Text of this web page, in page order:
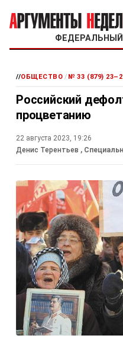
ФЕДЕРАЛЬНЫЙ
//ОБЩЕСТВО / № 33 (879)
Российский
процветанию
22 августа 2023, 19:26
Денис Терентьев ,